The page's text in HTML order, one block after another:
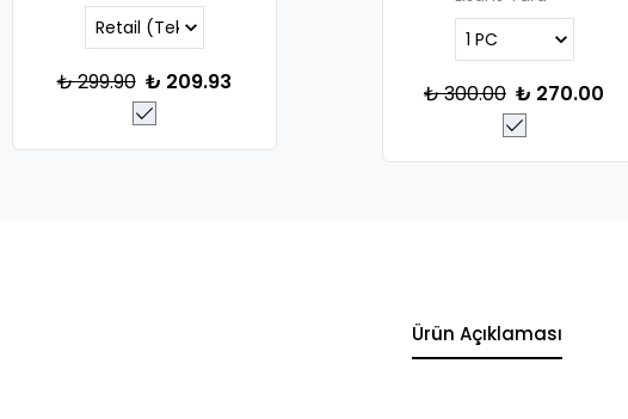
₺ 299.90 ₺ 209.93 ₺ 300.00 ₺ 270.00
Ürün Açıklaması